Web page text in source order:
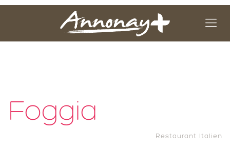
Foggia
Restaurant Italien